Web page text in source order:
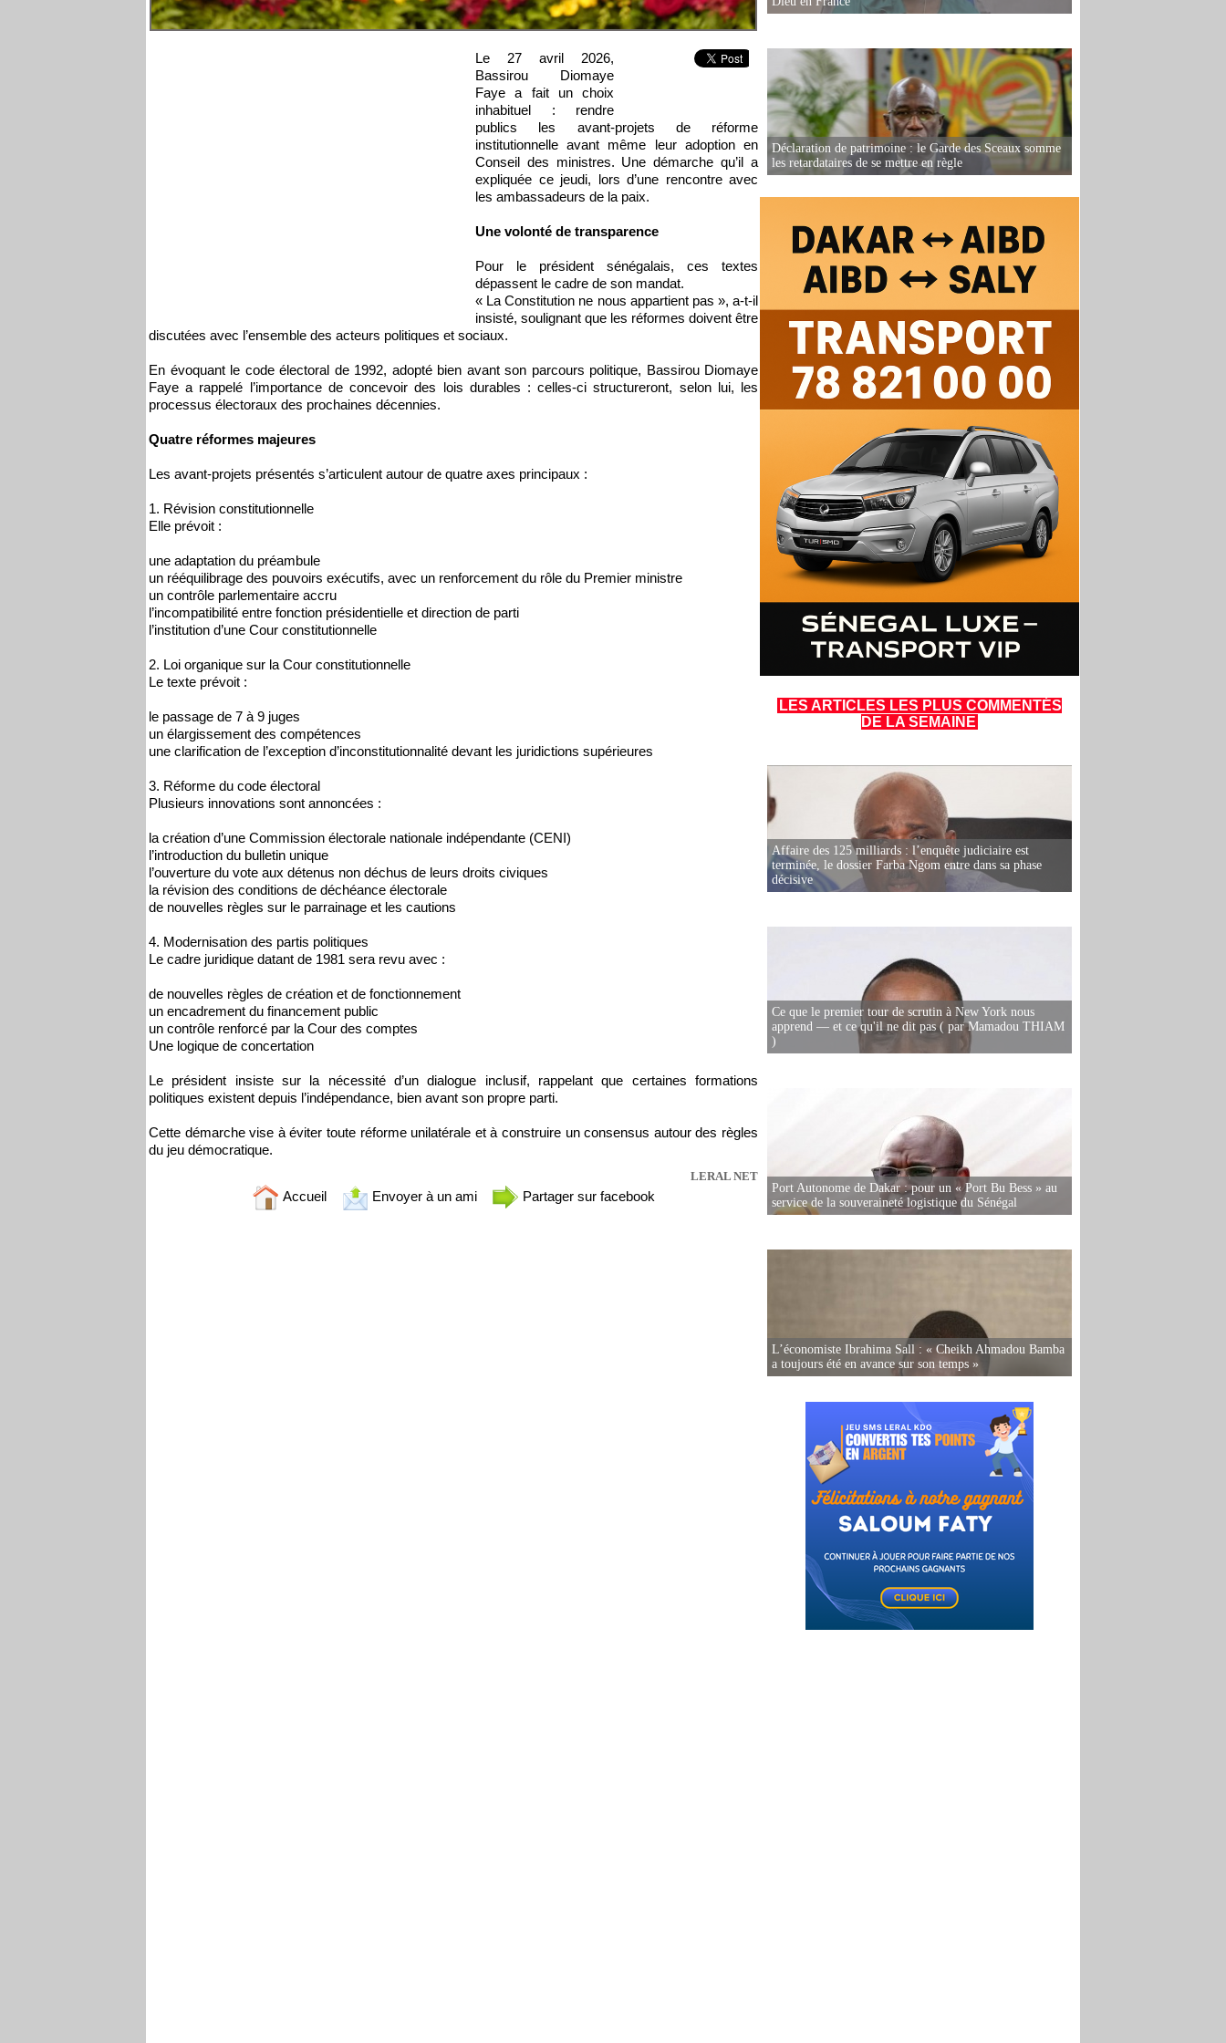
Le 27 avril 2026,
Bassirou Diomaye
Faye a fait un choix
inhabituel : rendre
publics les avant-projets de réforme
institutionnelle avant même leur adoption en
Conseil des ministres. Une démarche qu’il a
expliquée ce jeudi, lors d’une rencontre avec
les ambassadeurs de la paix.
Une volonté de transparence
Pour le président sénégalais, ces textes
dépassent le cadre de son mandat.
« La Constitution ne nous appartient pas », a-t-il
insisté, soulignant que les réformes doivent être
discutées avec l’ensemble des acteurs politiques et sociaux.
En évoquant le code électoral de 1992, adopté bien avant son parcours politique, Bassirou Diomaye
Faye a rappelé l’importance de concevoir des lois durables : celles-ci structureront, selon lui, les
processus électoraux des prochaines décennies.
Quatre réformes majeures
Les avant-projets présentés s’articulent autour de quatre axes principaux :
1. Révision constitutionnelle
Elle prévoit :
une adaptation du préambule
un rééquilibrage des pouvoirs exécutifs, avec un renforcement du rôle du Premier ministre
un contrôle parlementaire accru
l’incompatibilité entre fonction présidentielle et direction de parti
l’institution d’une Cour constitutionnelle
2. Loi organique sur la Cour constitutionnelle
Le texte prévoit :
le passage de 7 à 9 juges
un élargissement des compétences
une clarification de l’exception d’inconstitutionnalité devant les juridictions supérieures
3. Réforme du code électoral
Plusieurs innovations sont annoncées :
la création d’une Commission électorale nationale indépendante (CENI)
l’introduction du bulletin unique
l’ouverture du vote aux détenus non déchus de leurs droits civiques
la révision des conditions de déchéance électorale
de nouvelles règles sur le parrainage et les cautions
4. Modernisation des partis politiques
Le cadre juridique datant de 1981 sera revu avec :
de nouvelles règles de création et de fonctionnement
un encadrement du financement public
un contrôle renforcé par la Cour des comptes
Une logique de concertation
Le président insiste sur la nécessité d’un dialogue inclusif, rappelant que certaines formations
politiques existent depuis l’indépendance, bien avant son propre parti.
Cette démarche vise à éviter toute réforme unilatérale et à construire un consensus autour des règles
du jeu démocratique.
LERAL NET
Accueil Envoyer à un ami Partager sur facebook
Déclaration de patrimoine : le Garde des Sceaux somme
les retardataires de se mettre en règle
LES ARTICLES LES PLUS COMMENTÉS
DE LA SEMAINE
Affaire des 125 milliards : l’enquête judiciaire est
terminée, le dossier Farba Ngom entre dans sa phase
décisive
Ce que le premier tour de scrutin à New York nous
apprend — et ce qu'il ne dit pas ( par Mamadou THIAM
)
Port Autonome de Dakar : pour un « Port Bu Bess » au
service de la souveraineté logistique du Sénégal
L’économiste Ibrahima Sall : « Cheikh Ahmadou Bamba
a toujours été en avance sur son temps »